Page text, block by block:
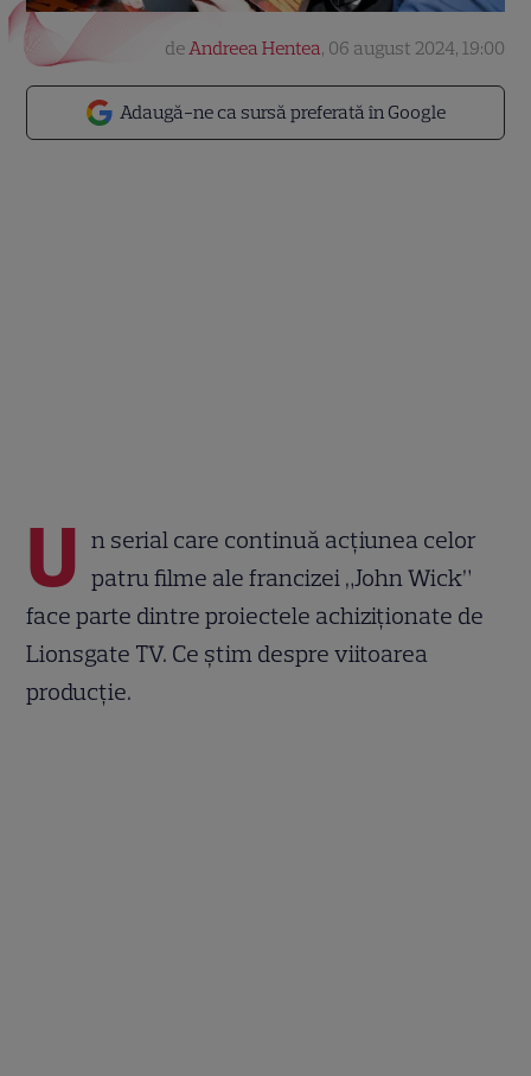
Adaugă-ne ca sursă preferată în Google
deAndreea Hentea, 06 august 2024, 19:00
U n serial care continuă acțiunea celor
patru filme ale francizei „John Wick”
face parte dintre proiectele achiziționate de
Lionsgate TV. Ce știm despre viitoarea
producție.